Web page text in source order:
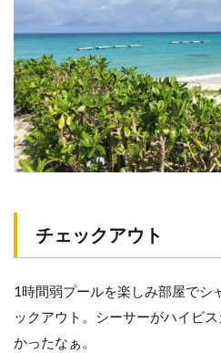
チェックアウト
1時間弱プールを楽しみ部屋でシ
ックアウト。シーサーがハイビ
かったなぁ。